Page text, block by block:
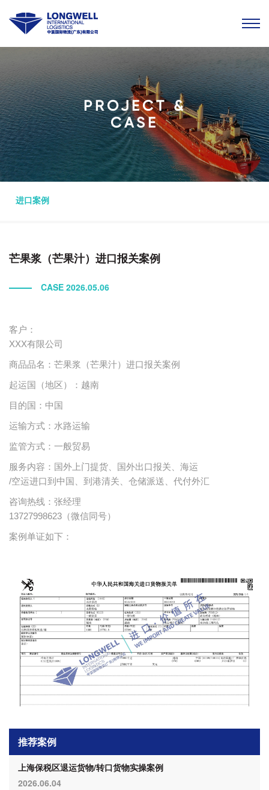
PROJECT &
CASE
进口案例
芒果浆（芒果汁）进口报关案例
CASE 2026.05.06
客户：
XXX有限公司
商品品名： 芒果浆（芒果汁）进口报关案例
起运国（地区）： 越南
目的国 ： 中国
运输方式： 水路运输
监管方式：一般贸易
服务内容：国外上门提货、国外出口报关、海运
/空运进口到中国、到港清关、仓储派送、代付外汇
咨询热线：张经理
13727998623（微信同号）
案例单证如下：
推荐案例
上海保税区退运货物/转口货物实操案例
2026.06.04